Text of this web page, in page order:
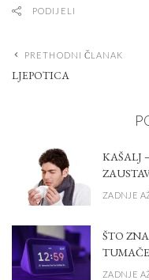
PODIJELI
PRETHODNI ČLANAK
LJEPOTICA
KAŠALJ
ZADNJE
ŠTO
ZADNJE